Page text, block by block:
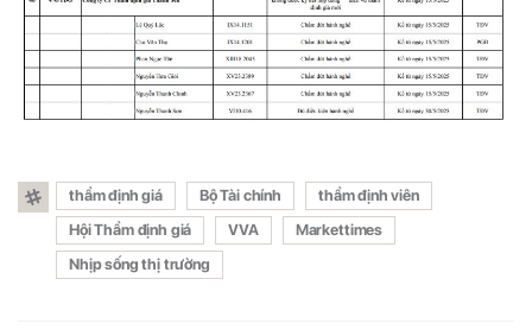
thẩm định giá Bộ Tài chính
thẩm định viên
Hội Thẩm định giá
VVA
Markettimes
Nhịp sống thị trường